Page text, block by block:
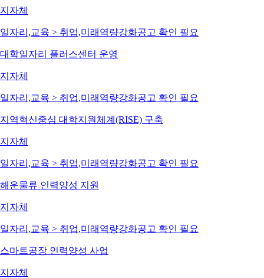
지자체
일자리,교육 > 취업,미래역량강화공고 확인 필요
대학일자리 플러스센터 운영
지자체
일자리,교육 > 취업,미래역량강화공고 확인 필요
지역혁신중심 대학지원체계(RISE) 구축
지자체
일자리,교육 > 취업,미래역량강화공고 확인 필요
해운물류 인력양성 지원
지자체
일자리,교육 > 취업,미래역량강화공고 확인 필요
스마트공장 인력양성 사업
지자체